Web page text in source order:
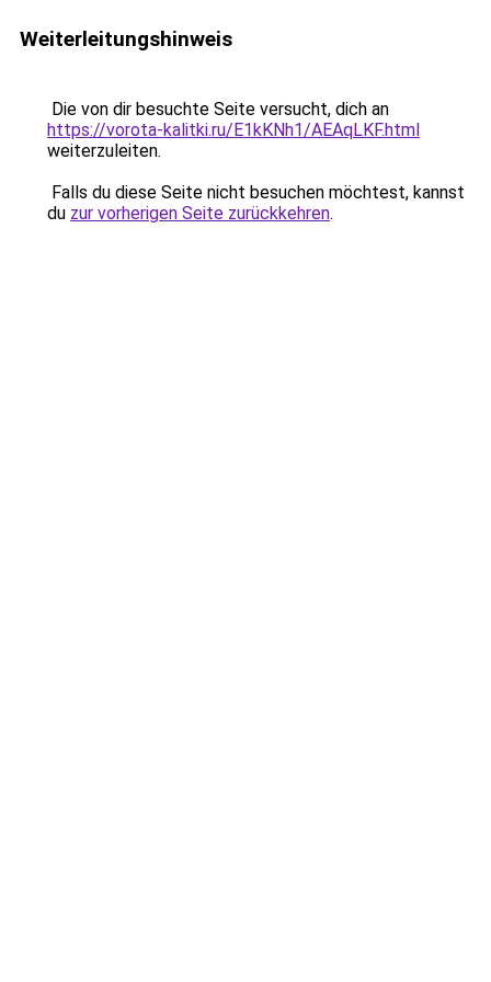
Weiterleitungshinweis
Die von dir besuchte Seite versucht, dich an
https://vorota-kalitki.ru/E1kKNh1/AEAqLKF.html
weiterzuleiten.
Falls du diese Seite nicht besuchen möchtest, kannst
du zur vorherigen Seite zurückkehren.